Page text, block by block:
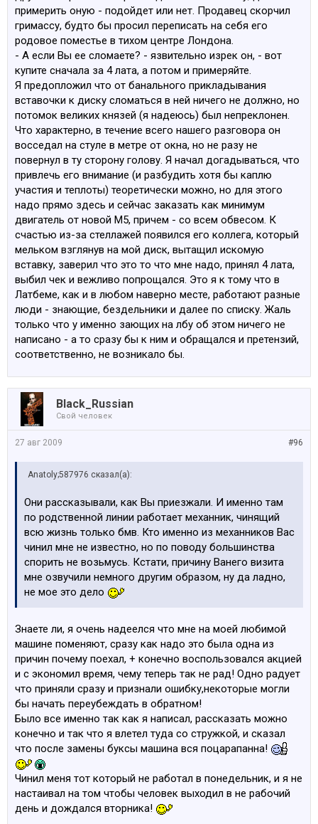
примерить оную - подойдет или нет. Продавец скорчил
гримассу, будто бы просил переписать на себя его
родовое поместье в тихом центре Лондона.
- А если Вы ее сломаете? - язвительно изрек он, - вот
купите сначала за 4 лата, а потом и примеряйте.
Я предопложил что от банального прикладывания
вставочки к диску сломаться в ней ничего не должно, но
потомок великих князей (я надеюсь) был непреклонен.
Что характерно, в течение всего нашего разговора он
восседал на стуле в метре от окна, но не разу не
повернул в ту сторону голову. Я начал догадываться, что
привлечь его внимание (и разбудить хотя бы каплю
участия и теплоты) теоретически можно, но для этого
надо прямо здесь и сейчас заказать как минимум
двигатель от новой М5, причем - со всем обвесом. К
счастью из-за стеллажей появился его коллега, который
мельком взглянув на мой диск, вытащил искомую
вставку, заверил что это то что мне надо, принял 4 лата,
выбил чек и вежливо попрощался. Это я к тому что в
Латбеме, как и в любом наверно месте, работают разные
люди - знающие, бездельники и далее по списку. Жаль
только что у именно зающих на лбу об этом ничего не
написано - а то сразу бы к ним и обращался и претензий,
соответственно, не возникало бы.
Black_Russian
Свой человек
#96
27 авг 2009
Anatoly;587976 сказал(а):
Они рассказывали, как Вы приезжали. И именно там
по родственной линии работает механник, чинящий
всю жизнь только бмв. Кто именно из механников Вас
чинил мне не известно, но по поводу большинства
спорить не возьмусь. Кстати, причину Ванего визита
мне озвучили немного другим образом, ну да ладно,
не мое это дело
Знаете ли, я очень надеелся что мне на моей любимой
машине поменяют, сразу как надо это была одна из
причин почему поехал, + конечно воспользовался акцией
и с экономил время, чему теперь так не рад! Одно радует
что приняли сразу и признали ошибку,некоторые могли
бы начать переубеждать в обратном!
Было все именно так как я написал, рассказать можно
конечно и так что я влетел туда со стружкой, и сказал
что после замены буксы машина вся поцарапанна!
Чинил меня тот который не работал в понедельник, и я не
настаивал на том чтобы человек выходил в не рабочий
день и дождался вторника!